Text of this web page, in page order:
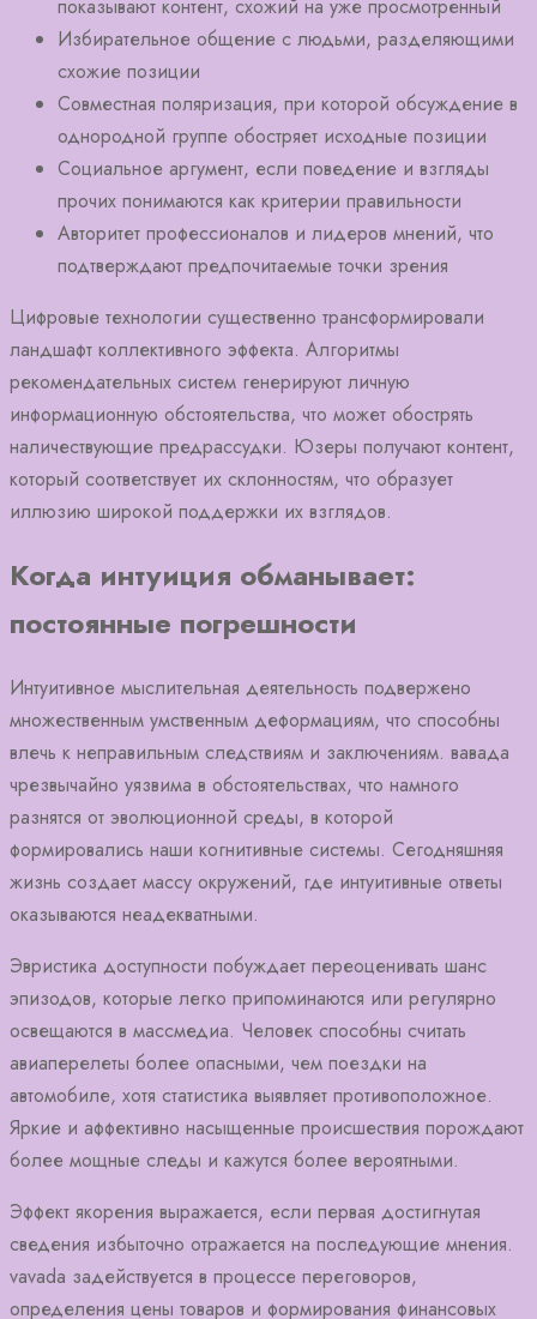
показывают контент, схожий на уже просмотренный
Избирательное общение с людьми, разделяющими
схожие позиции
Совместная поляризация, при которой обсуждение в
однородной группе обостряет исходные позиции
Социальное аргумент, если поведение и взгляды
прочих понимаются как критерии правильности
Авторитет профессионалов и лидеров мнений, что
подтверждают предпочитаемые точки зрения
Цифровые технологии существенно трансформировали
ландшафт коллективного эффекта. Алгоритмы
рекомендательных систем генерируют личную
информационную обстоятельства, что может обострять
наличествующие предрассудки. Юзеры получают контент,
который соответствует их склонностям, что образует
иллюзию широкой поддержки их взглядов.
Когда интуиция обманывает:
постоянные погрешности
Интуитивное мыслительная деятельность подвержено
множественным умственным деформациям, что способны
влечь к неправильным следствиям и заключениям. вавада
чрезвычайно уязвима в обстоятельствах, что намного
разнятся от эволюционной среды, в которой
формировались наши когнитивные системы. Сегодняшняя
жизнь создает массу окружений, где интуитивные ответы
оказываются неадекватными.
Эвристика доступности побуждает переоценивать шанс
эпизодов, которые легко припоминаются или регулярно
освещаются в массмедиа. Человек способны считать
авиаперелеты более опасными, чем поездки на
автомобиле, хотя статистика выявляет противоположное.
Яркие и аффективно насыщенные происшествия порождают
более мощные следы и кажутся более вероятными.
Эффект якорения выражается, если первая достигнутая
сведения избыточно отражается на последующие мнения.
vavada задействуется в процессе переговоров,
определения цены товаров и формирования финансовых